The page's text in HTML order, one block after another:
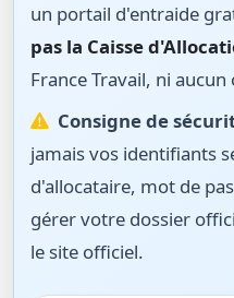
un portail d'entraide
pas la Caisse
France Travail, ni
Consigne de
jamais vos identifiants
d'allocataire, mot de
gérer votre dossier
le site officiel.